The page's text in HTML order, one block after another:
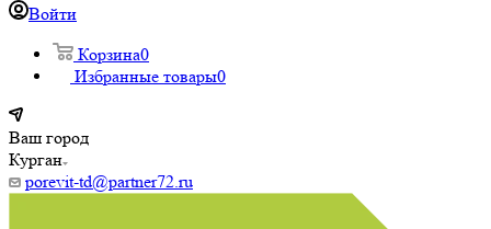
Войти
Корзина0
Избранные товары0
Ваш город
Курган
porevit-td@partner72.ru